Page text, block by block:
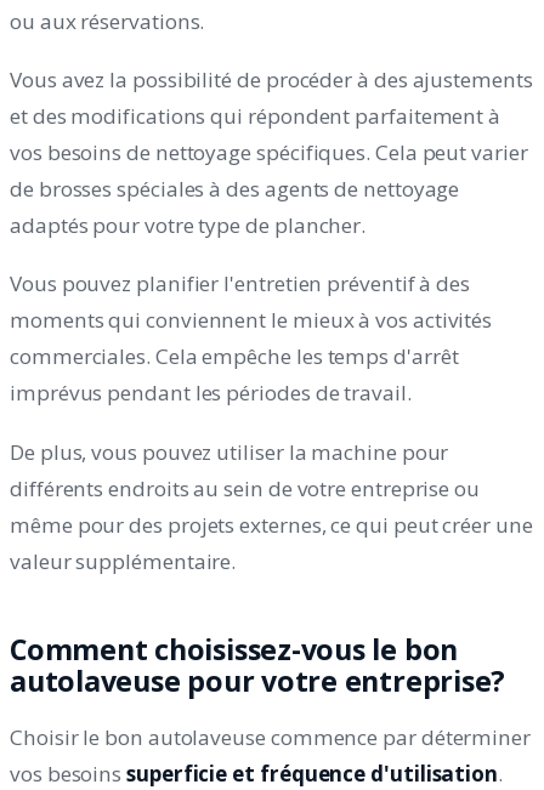
ou aux réservations.
Vous avez la possibilité de procéder à des ajustements
et des modifications qui répondent parfaitement à
vos besoins de nettoyage spécifiques. Cela peut varier
de brosses spéciales à des agents de nettoyage
adaptés pour votre type de plancher.
Vous pouvez planifier l'entretien préventif à des
moments qui conviennent le mieux à vos activités
commerciales. Cela empêche les temps d'arrêt
imprévus pendant les périodes de travail.
De plus, vous pouvez utiliser la machine pour
différents endroits au sein de votre entreprise ou
même pour des projets externes, ce qui peut créer une
valeur supplémentaire.
Comment choisissez-vous le bon
autolaveuse pour votre entreprise?
Choisir le bon autolaveuse commence par déterminer
vos besoinssuperficie et fréquence d'utilisation.